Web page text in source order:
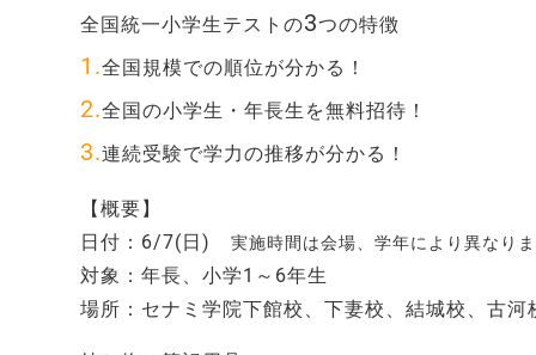
全国統一小学生テストの3つの特徴
1.全国規模での順位が分かる！
2.全国の小学生・年長生を無料招待！
3.連続受験で学力の推移が分かる！
【概要】
日付：6/7(日)実施時間は会場、学年により異なりま
対象：年長、小学1～6年生
場所：セナミ学院下館校、下妻校、結城校、古河